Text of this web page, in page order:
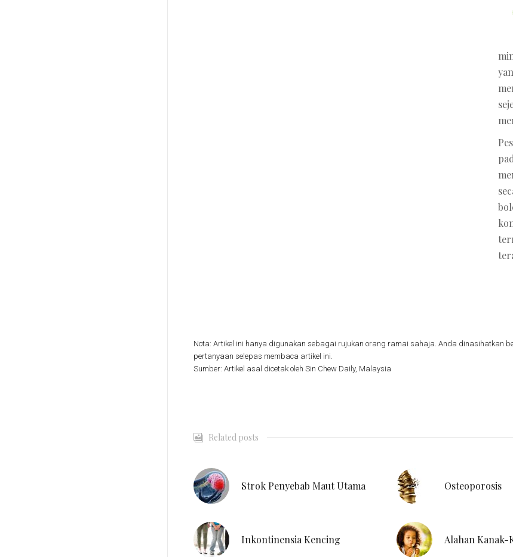
Nota: Artikel ini hanya digunakan sebagai rujukan orang ramai sahaja. Anda dinasihatkan
pertanyaan selepas membaca artikel ini.
Sumber: Artikel asal dicetak oleh Sin Chew Daily, Malaysia
Related posts
Strok Penyebab Maut Utama Osteoporosis
Inkontinensia Kencing Alahan Kanak-